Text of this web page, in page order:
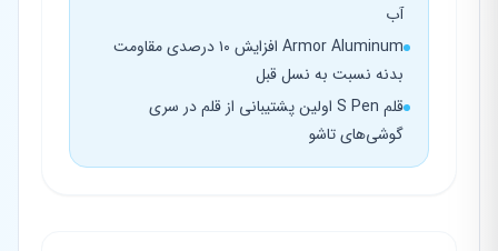
آب
Armor Aluminum افزایش ۱۰ درصدی مقاومت
بدنه نسبت به نسل قبل
قلم S Pen اولین پشتیبانی از قلم در سری
گوشی‌های تاشو